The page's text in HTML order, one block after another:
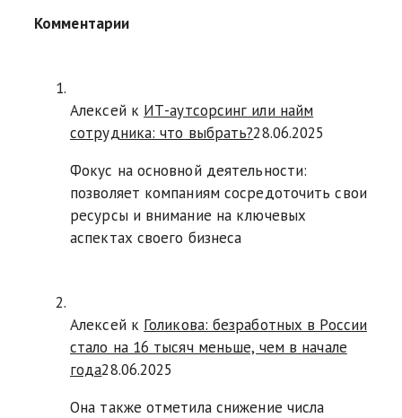
Комментарии
Алексей к ИТ-аутсорсинг или найм
сотрудника: что выбрать?28.06.2025
Фокус на основной деятельности:
позволяет компаниям сосредоточить свои
ресурсы и внимание на ключевых
аспектах своего бизнеса
Алексей к Голикова: безработных в России
стало на 16 тысяч меньше, чем в начале
года28.06.2025
Она также отметила снижение числа